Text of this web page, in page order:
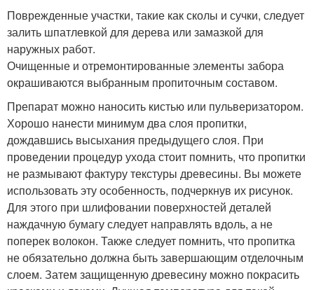
Поврежденные участки, такие как сколы и сучки, следует
залить шпатлевкой для дерева или замазкой для
наружных работ.
Очищенные и отремонтированные элементы забора
окрашиваются выбранным пропиточным составом.
Препарат можно наносить кистью или пульверизатором.
Хорошо нанести минимум два слоя пропитки,
дождавшись высыхания предыдущего слоя. При
проведении процедур ухода стоит помнить, что пропитки
не размывают фактуру текстуры древесины. Вы можете
использовать эту особенность, подчеркнув их рисунок.
Для этого при шлифовании поверхностей деталей
наждачную бумагу следует направлять вдоль, а не
поперек волокон. Также следует помнить, что пропитка
не обязательно должна быть завершающим отделочным
слоем. Затем защищенную древесину можно покрасить